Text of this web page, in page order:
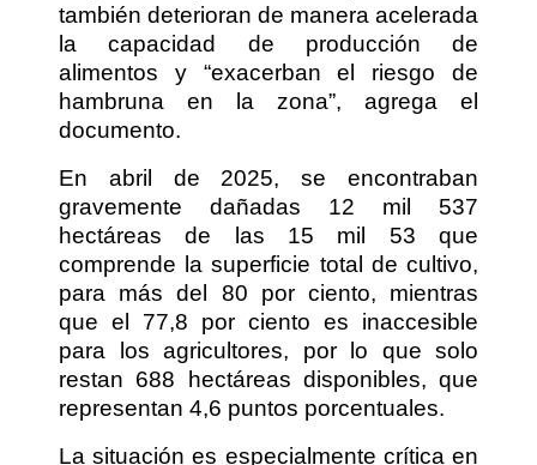
también deterioran de manera acelerada
la capacidad de producción de
alimentos y “exacerban el riesgo de
hambruna en la zona”, agrega el
documento.
En abril de 2025, se encontraban
gravemente dañadas 12 mil 537
hectáreas de las 15 mil 53 que
comprende la superficie total de cultivo,
para más del 80 por ciento, mientras
que el 77,8 por ciento es inaccesible
para los agricultores, por lo que solo
restan 688 hectáreas disponibles, que
representan 4,6 puntos porcentuales.
La situación es especialmente crítica en